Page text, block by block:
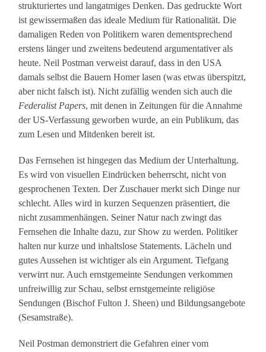
strukturiertes und langatmiges Denken. Das gedruckte Wort
ist gewissermaßen das ideale Medium für Rationalität. Die
damaligen Reden von Politikern waren dementsprechend
erstens länger und zweitens bedeutend argumentativer als
heute. Neil Postman verweist darauf, dass in den USA
damals selbst die Bauern Homer lasen (was etwas überspitzt,
aber nicht falsch ist). Nicht zufällig wenden sich auch die
Federalist Papers, mit denen in Zeitungen für die Annahme
der US-Verfassung geworben wurde, an ein Publikum, das
zum Lesen und Mitdenken bereit ist.
Das Fernsehen ist hingegen das Medium der Unterhaltung.
Es wird von visuellen Eindrücken beherrscht, nicht von
gesprochenen Texten. Der Zuschauer merkt sich Dinge nur
schlecht. Alles wird in kurzen Sequenzen präsentiert, die
nicht zusammenhängen. Seiner Natur nach zwingt das
Fernsehen die Inhalte dazu, zur Show zu werden. Politiker
halten nur kurze und inhaltslose Statements. Lächeln und
gutes Aussehen ist wichtiger als ein Argument. Tiefgang
verwirrt nur. Auch ernstgemeinte Sendungen verkommen
unfreiwillig zur Schau, selbst ernstgemeinte religiöse
Sendungen (Bischof Fulton J. Sheen) und Bildungsangebote
(Sesamstraße).
Neil Postman demonstriert die Gefahren einer vom